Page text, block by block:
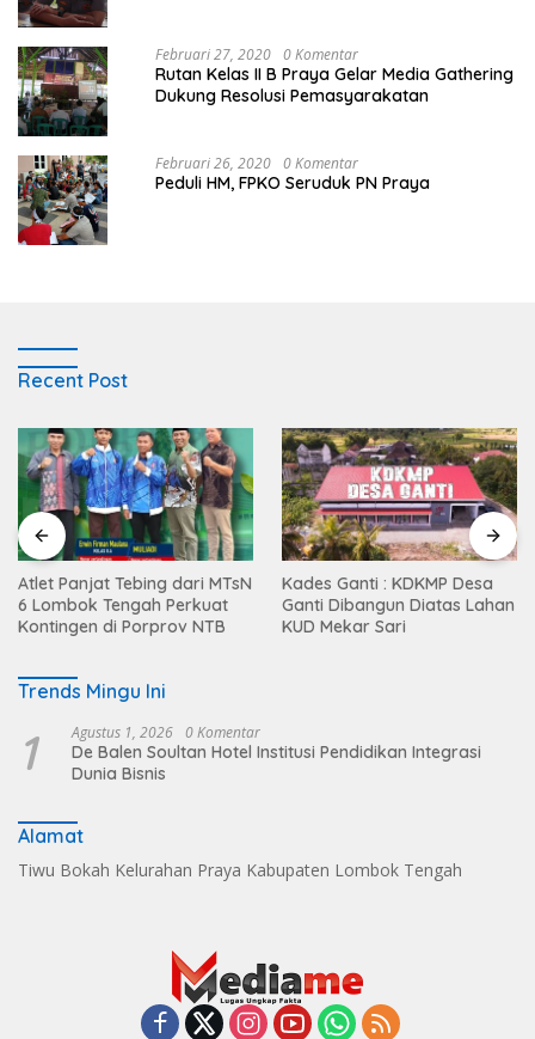
Februari 27, 2020 0 Komentar
Rutan Kelas II B Praya Gelar Media Gathering
Dukung Resolusi Pemasyarakatan
Februari 26, 2020 0 Komentar
Peduli HM, FPKO Seruduk PN Praya
Recent Post
Atlet Panjat Tebing dari MTsN
6 Lombok Tengah Perkuat
Kontingen di Porprov NTB
Kades Ganti : KDKMP Desa
Ganti Dibangun Diatas Lahan
KUD Mekar Sari
Trends Mingu Ini
1 Agustus 1, 2026 0 Komentar
De Balen Soultan Hotel Institusi Pendidikan Integrasi
Dunia Bisnis
Alamat
Tiwu Bokah Kelurahan Praya Kabupaten Lombok Tengah